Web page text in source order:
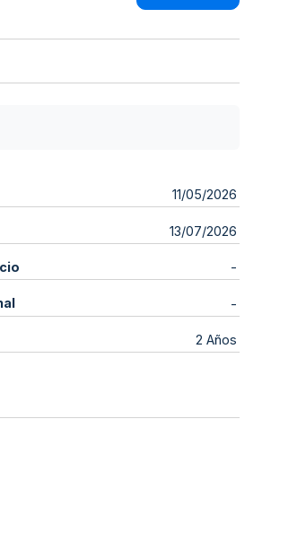
11/05/2026
13/07/2026
-
-
2 Años